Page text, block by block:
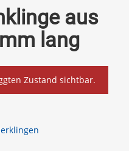
aus
lang
Zustand sichtbar.